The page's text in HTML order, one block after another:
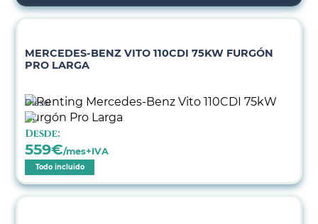
MERCEDES-BENZ VITO 110CDI 75KW FURGÓN
PRO LARGA
Diésel
Desde:
559€/mes+IVA
Todo incluido